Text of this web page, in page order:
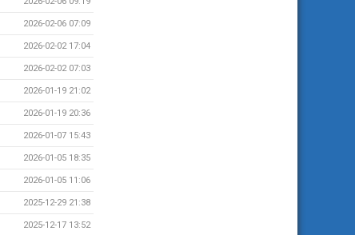
2026-02-06 07:09
2026-02-02 17:04
2026-02-02 07:03
2026-01-19 21:02
2026-01-19 20:36
2026-01-07 15:43
2026-01-05 18:35
2026-01-05 11:06
2025-12-29 21:38
2025-12-17 13:52